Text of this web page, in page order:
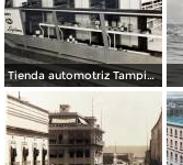
Tienda automotriz Tampico, Tamaulipas ( Fechada el 25 de Junioo de 1951 ).